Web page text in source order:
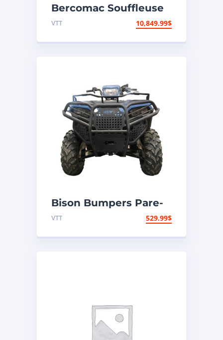
Bercomac Souffleuse
à neige 66″
Vantage/Honda 22HP
EPA
VTT 10,849.99$
Bison Bumpers Pare-
chocs Hunter Avant –
VTT 529.99$